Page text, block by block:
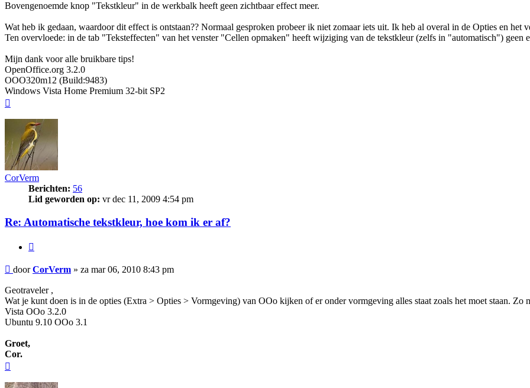
Bovengenoemde knop "Tekstkleur" in de werkbalk heeft geen zichtbaar effect meer.
Wat heb ik gedaan, waardoor dit effect is ontstaan?? Normaal gesproken probeer ik niet zomaar iets uit. Ik heb al overal in de Opties en
Ten overvloede: in de tab "Teksteffecten" van het venster "Cellen opmaken" heeft wijziging van de tekstkleur (zelfs in "automatisch") geen
Mijn dank voor alle bruikbare tips!
OpenOffice.org 3.2.0
OOO320m12 (Build:9483)
Windows Vista Home Premium 32-bit SP2
CorVerm
Berichten: 56
Lid geworden op: vr dec 11, 2009 4:54 pm
Re: Automatische tekstkleur, hoe kom ik er af?
Bericht
doorCorVerm » za mar 06, 2010 8:43 pm
Geotraveler ,
Wat je kunt doen is in de opties (Extra > Opties > Vormgeving) van OOo kijken of er onder vormgeving alles staat zoals het moet staan. Zo
Vista OOo 3.2.0
Ubuntu 9.10 OOo 3.1
Groet,
Cor.